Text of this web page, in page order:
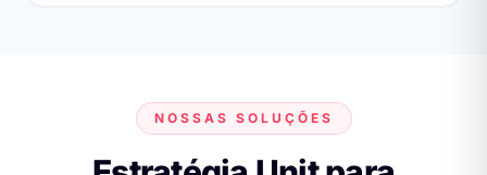
NOSSAS SOLUÇÕES